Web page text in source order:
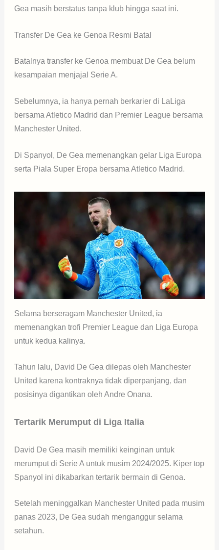
Gea masih berstatus tanpa klub hingga saat ini.
Transfer De Gea ke Genoa Resmi Batal
Batalnya transfer ke Genoa membuat De Gea belum
kesampaian menjajal Serie A.
Sebelumnya, ia hanya pernah berkarier di LaLiga
bersama Atletico Madrid dan Premier League bersama
Manchester United.
Di Spanyol, De Gea memenangkan gelar Liga Europa
serta Piala Super Eropa bersama Atletico Madrid.
Selama berseragam Manchester United, ia
memenangkan trofi Premier League dan Liga Europa
untuk kedua kalinya.
Tahun lalu, David De Gea dilepas oleh Manchester
United karena kontraknya tidak diperpanjang, dan
posisinya digantikan oleh Andre Onana.
Tertarik Merumput di Liga Italia
David De Gea masih memiliki keinginan untuk
merumput di Serie A untuk musim 2024/2025. Kiper top
Spanyol ini dikabarkan tertarik bermain di Genoa.
Setelah meninggalkan Manchester United pada musim
panas 2023, De Gea sudah menganggur selama
setahun.